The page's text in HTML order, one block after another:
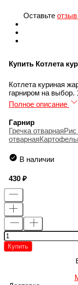
Оставьте
Купить Котлета
Котлета куриная
гарниром на выбор.
Полное описание
Гарнир
Гречка отварнаяРис
отварная
В наличии
430
Купить